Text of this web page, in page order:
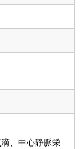
、中心静脈栄